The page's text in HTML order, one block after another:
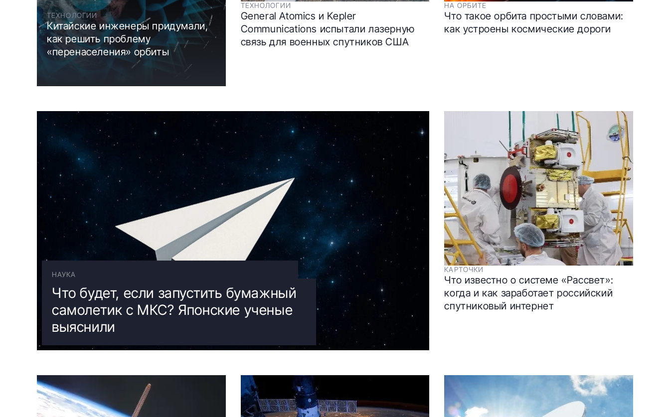
ТЕХНОЛОГИИ
Китайские инженеры придумали,
как решить проблему
«перенаселения» орбиты
ТЕХНОЛОГИИ
General Atomics и Kepler
Communications испытали лазерную
связь для военных спутников США
НА ОРБИТЕ
Что такое орбита простыми словами:
как устроены космические дороги
НАУКА
Что будет, если запустить бумажный
самолетик с МКС? Японские ученые
выяснили
КАРТОЧКИ
Что известно о системе «Рассвет»:
когда и как заработает российский
спутниковый интернет